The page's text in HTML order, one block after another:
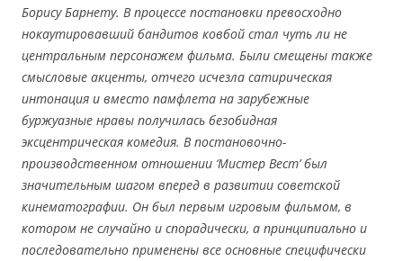
Борису Барнету. В процессе постановки превосходно
нокаутировавший бандитов ковбой стал чуть ли не
центральным персонажем фильма. Были смещены также
смысловые акценты, отчего исчезла сатирическая
интонация и вместо памфлета на зарубежные
буржуазные нравы получилась безобидная
эксцентрическая комедия. В постановочно-
производственном отношении ‘Мистер Вест’ был
значительным шагом вперед в развитии советской
кинематографии. Он был первым игровым фильмом, в
котором не случайно и спорадически, а принципиально и
последовательно применены все основные специфически